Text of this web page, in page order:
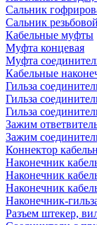
Сальник
Сальник резьбовой
Кабельные муфты
Муфта концевая
Муфта
Кабельные
Гильза
Гильза
Гильза
Зажим
Зажим
Коннектор
Наконечник
Наконечник
Наконечник
Наконечник-
Разъем штекер,